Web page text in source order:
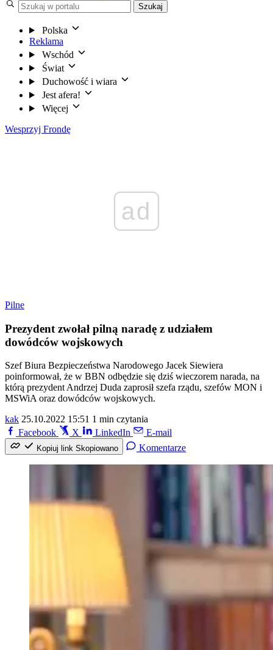
Szukaj
Polska
Reklama
Wschód
Świat
Duchowość i wiara
Jest afera!
Więcej
Wesprzyj Frondę
ad
Pilne
Prezydent zwołał pilną naradę z udziałem
dowódców wojskowych
Szef Biura Bezpieczeństwa Narodowego Jacek Siewiera
poinformował, że w BBN odbędzie się dziś wieczorem narada, na
którą prezydent Andrzej Duda zaprosił szefa rządu, szefów MON i
MSWiA oraz dowódców wojskowych.
kak 25.10.2022 15:51 1 min czytania
Facebook
X LinkedIn E-mail
Kopiuj link Skopiowano Komentarze